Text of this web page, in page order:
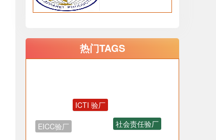
热门TAGS
EICC验厂